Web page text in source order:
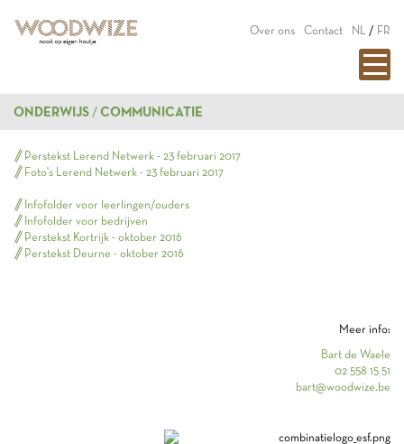
Over ons Contact NL / FR
ONDERWIJS COMMUNICATIE
Perstekst Lerend Netwerk - 23 februari 2017
Foto's Lerend Netwerk - 23 februari 2017
Infofolder voor leerlingen/ouders
Infofolder voor bedrijven
Perstekst Kortrijk - oktober 2016
Perstekst Deurne - oktober 2016
Meer info:
Bart de Waele
02 558 15 51
bart@woodwize.be